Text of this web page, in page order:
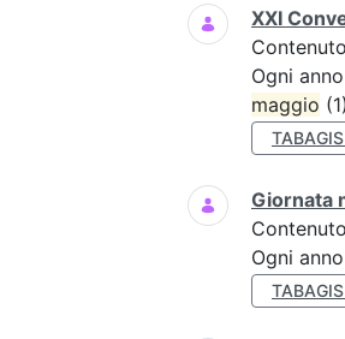
XXI
Ogni
maggio
Giornata
Ogni